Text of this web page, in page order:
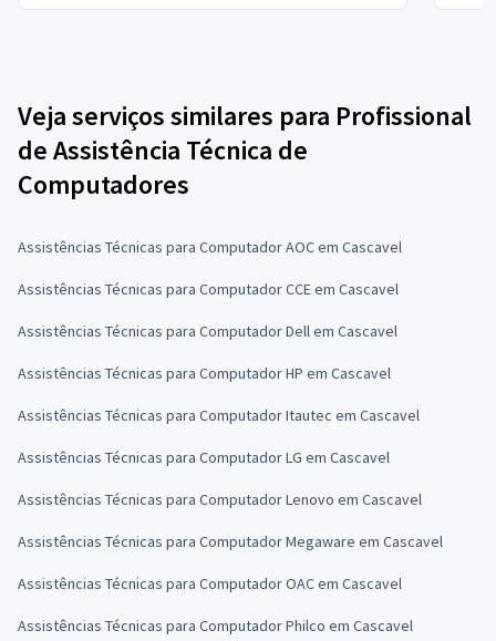
Veja serviços similares para Profissional
de Assistência Técnica de
Computadores
Assistências Técnicas para Computador AOC em Cascavel
Assistências Técnicas para Computador CCE em Cascavel
Assistências Técnicas para Computador Dell em Cascavel
Assistências Técnicas para Computador HP em Cascavel
Assistências Técnicas para Computador Itautec em Cascavel
Assistências Técnicas para Computador LG em Cascavel
Assistências Técnicas para Computador Lenovo em Cascavel
Assistências Técnicas para Computador Megaware em Cascavel
Assistências Técnicas para Computador OAC em Cascavel
Assistências Técnicas para Computador Philco em Cascavel